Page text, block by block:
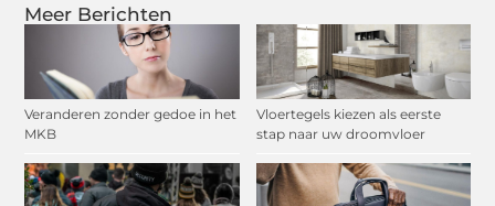
Meer Berichten
Veranderen zonder gedoe in het
MKB
Vloertegels kiezen als eerste
stap naar uw droomvloer